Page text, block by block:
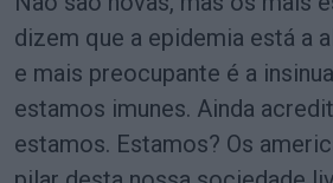
dizem que a epidemia está a
e mais preocupante é a
estamos imunes. Ainda
estamos. Estamos? Os